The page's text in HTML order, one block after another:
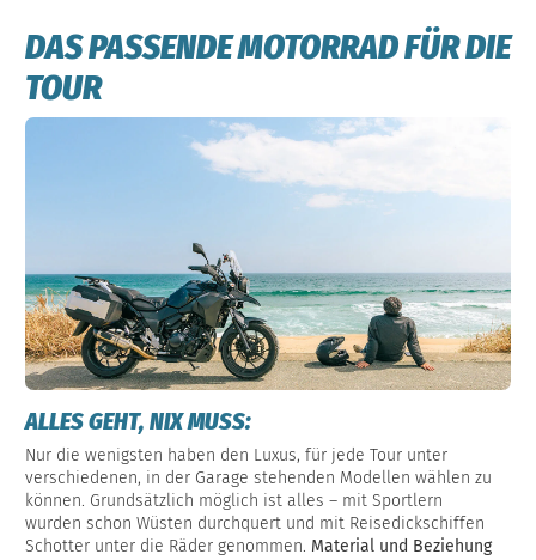
DAS PASSENDE MOTORRAD FÜR DIE
TOUR
ALLES GEHT, NIX MUSS:
Nur die wenigsten haben den Luxus, für jede Tour unter
verschiedenen, in der Garage stehenden Modellen wählen zu
können. Grundsätzlich möglich ist alles – mit Sportlern
wurden schon Wüsten durchquert und mit Reisedickschiffen
Schotter unter die Räder genommen. Material und Beziehung